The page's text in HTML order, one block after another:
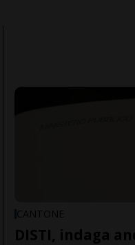
CANTONE
DISTI, indaga